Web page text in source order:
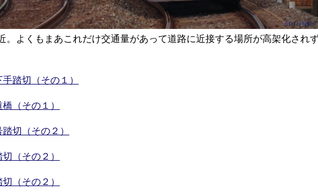
。よくもまあこれだけ交通量があって道路に近接する場所が高架化され
踏切（その１）
（その１）
切（その２）
（その２）
（その２）